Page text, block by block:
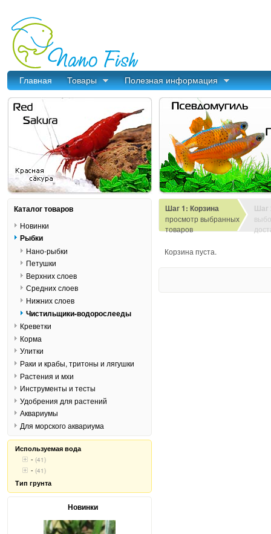
Главная Товары Полезная информация
Шаг 1: Корзина
просмотр выбранных
товаров
Шаг
Корзина пуста.
Каталог товаров
Новинки
Рыбки
Нано-рыбки
Петушки
Верхних слоев
Средних слоев
Нижних слоев
Чистильщики-водорослееды
Креветки
Корма
Улитки
Раки и крабы, тритоны и лягушки
Растения и мхи
Инструменты и тесты
Удобрения для растений
Аквариумы
Для морского аквариума
Используемая вода
- (41)
- (41)
Тип грунта
Новинки